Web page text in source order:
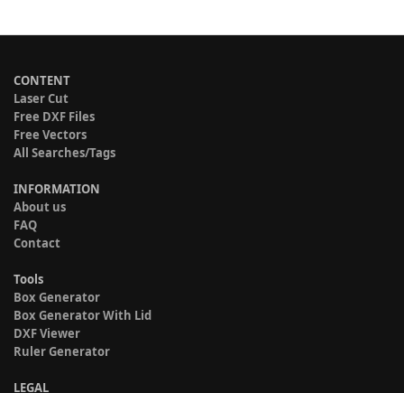
CONTENT
Laser Cut
Free DXF Files
Free Vectors
All Searches/Tags
INFORMATION
About us
FAQ
Contact
Tools
Box Generator
Box Generator With Lid
DXF Viewer
Ruler Generator
LEGAL